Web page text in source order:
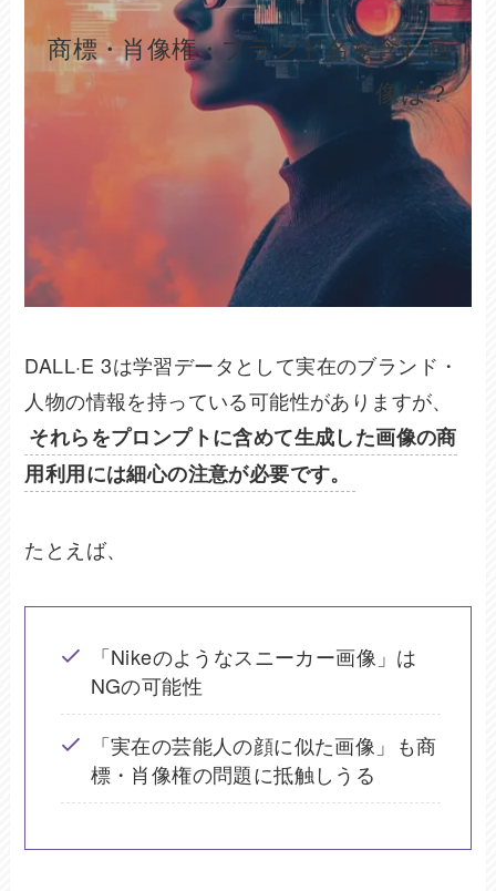
商標・肖像権・ブランド名を含む画
像は？
DALL·E 3は学習データとして実在のブランド・
人物の情報を持っている可能性がありますが、
それらをプロンプトに含めて生成した画像の商
用利用には細心の注意が必要です。
たとえば、
「Nikeのようなスニーカー画像」は
NGの可能性
「実在の芸能人の顔に似た画像」も商
標・肖像権の問題に抵触しうる